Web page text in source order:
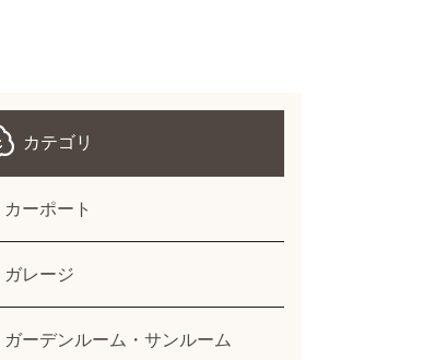
カテゴリ
カーポート
ガレージ
ガーデンルーム・サンルーム